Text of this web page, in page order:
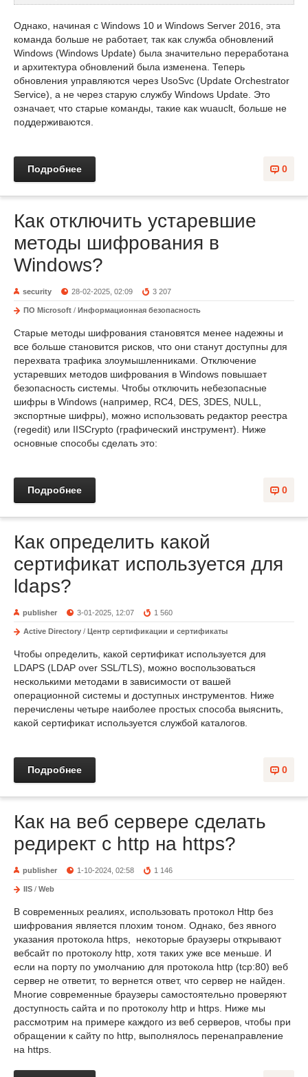
Однако, начиная с Windows 10 и Windows Server 2016, эта
команда больше не работает, так как служба обновлений
Windows (Windows Update) была значительно переработана
и архитектура обновлений была изменена. Теперь
обновления управляются через UsoSvc (Update Orchestrator
Service), а не через старую службу Windows Update. Это
означает, что старые команды, такие как wuauclt, больше не
поддерживаются.
0
Подробнее
Как отключить устаревшие
методы шифрования в
Windows?
security 28-02-2025, 02:09 3 207
ПО Microsoft / Информационная безопасность
Старые методы шифрования становятся менее надежны и
все больше становится рисков, что они станут доступны для
перехвата трафика злоумышленниками. Отключение
устаревших методов шифрования в Windows повышает
безопасность системы. Чтобы отключить небезопасные
шифры в Windows (например, RC4, DES, 3DES, NULL,
экспортные шифры), можно использовать редактор реестра
(regedit) или IISCrypto (графический инструмент). Ниже
основные способы сделать это:
0
Подробнее
Как определить какой
сертификат используется для
ldaps?
publisher 3-01-2025, 12:07 1 560
Active Directory / Центр сертификации и сертификаты
Чтобы определить, какой сертификат используется для
LDAPS (LDAP over SSL/TLS), можно воспользоваться
несколькими методами в зависимости от вашей
операционной системы и доступных инструментов. Ниже
перечислены четыре наиболее простых способа выяснить,
какой сертификат используется службой каталогов.
0
Подробнее
Как на веб сервере сделать
редирект с http на https?
publisher 1-10-2024, 02:58 1 146
IIS / Web
В современных реалиях, использовать протокол Http без
шифрования является плохим тоном. Однако, без явного
указания протокола https, некоторые браузеры открывают
вебсайт по протоколу http, хотя таких уже все меньше. И
если на порту по умолчанию для протокола http (tcp:80) веб
сервер не ответит, то вернется ответ, что сервер не найден.
Многие современные браузеры самостоятельно проверяют
доступность сайта и по протоколу http и https. Ниже мы
рассмотрим на примере каждого из веб серверов, чтобы при
обращении к сайту по http, выполнялось перенаправление
на https.